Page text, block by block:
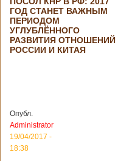
разрабатывать
тяжелый
вертолет
планируется
подписание
контракта на
разработку
ГОД СТАНЕТ ВАЖНЫМ
ПЕРИОДОМ
УГЛУБЛЁННОГО
РАЗВИТИЯ ОТНОШЕНИЙ
РОССИИ И КИТАЯ
Опубл.
Administrator
19/04/2017 -
18:38